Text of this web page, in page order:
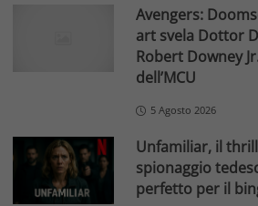
Avengers:
art svela Dottor
Robert Downey
dell’MCU
5 Agosto 2026
Unfamiliar, il
spionaggio
perfetto per il